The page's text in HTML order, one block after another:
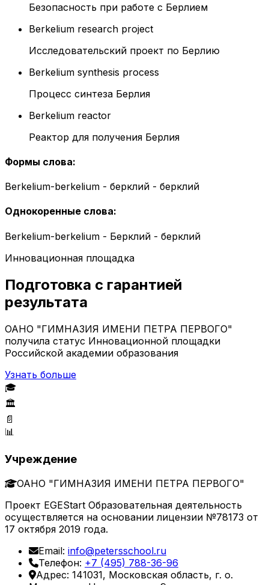
Безопасность при работе с Берлием
Berkelium research project
Исследовательский проект по Берлию
Berkelium synthesis process
Процесс синтеза Берлия
Berkelium reactor
Реактор для получения Берлия
Формы слова:
Berkelium-berkelium - берклий - берклий
Однокоренные слова:
Berkelium-berkelium - Берклий - берклий
Инновационная площадка
Подготовка с гарантией
результата
ОАНО "ГИМНАЗИЯ ИМЕНИ ПЕТРА ПЕРВОГО"
получила статус Инновационной площадки
Российской академии образования
Узнать больше
🎓
🏛️
📄
📊
Учреждение
ОАНО "ГИМНАЗИЯ ИМЕНИ ПЕТРА ПЕРВОГО"
Проект EGEStart Образовательная деятельность
осуществляется на основании лицензии №78173 от
17 октября 2019 года.
Email: info@petersschool.ru
Телефон: +7 (495) 788-36-96
Адрес: 141031, Московская область, г. о.